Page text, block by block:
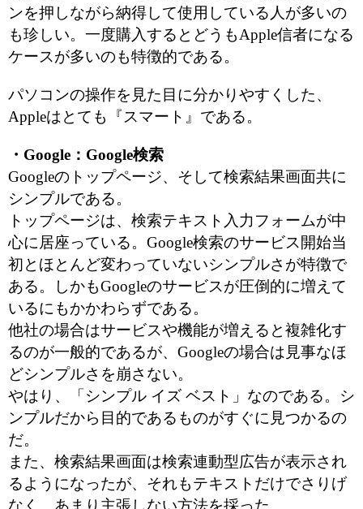
ンを押しながら納得して使用している人が多いの
も珍しい。一度購入するとどうもApple信者になる
ケースが多いのも特徴的である。
パソコンの操作を見た目に分かりやすくした、
Appleはとても『スマート』である。
・Google：Google検索
Googleのトップページ、そして検索結果画面共に
シンプルである。
トップページは、検索テキスト入力フォームが中
心に居座っている。Google検索のサービス開始当
初とほとんど変わっていないシンプルさが特徴で
ある。しかもGoogleのサービスが圧倒的に増えて
いるにもかかわらずである。
他社の場合はサービスや機能が増えると複雑化す
るのが一般的であるが、Googleの場合は見事なほ
どシンプルさを崩さない。
やはり、「シンプル イズ ベスト」なのである。シ
ンプルだから目的であるものがすぐに見つかるの
だ。
また、検索結果画面は検索連動型広告が表示され
るようになったが、それもテキストだけでさりげ
なく、あまり主張しない方法を採った。